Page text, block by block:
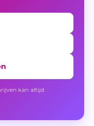
kan altijd.